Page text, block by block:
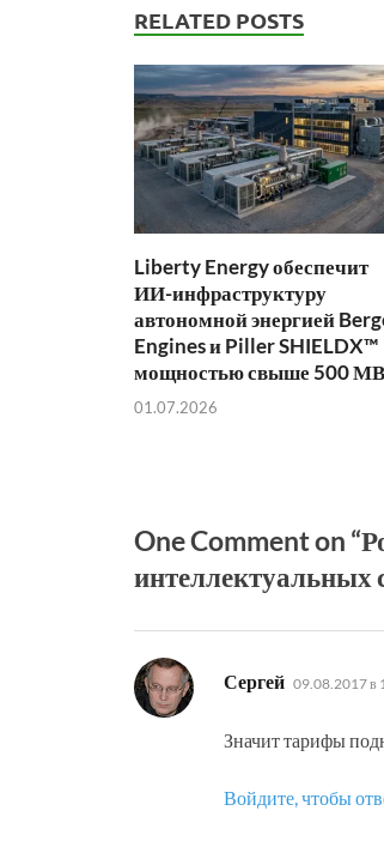
RELATED POSTS
Liberty Energy обеспечит
ИИ-инфраструктуру
автономной энергией
Engines и Piller SHIELDX™
мощностью свыше 500
01.07.2026
One Comment on
интеллектуальных
Сергей 09.08.2017 в
Значит тарифы
Войдите, чтобы